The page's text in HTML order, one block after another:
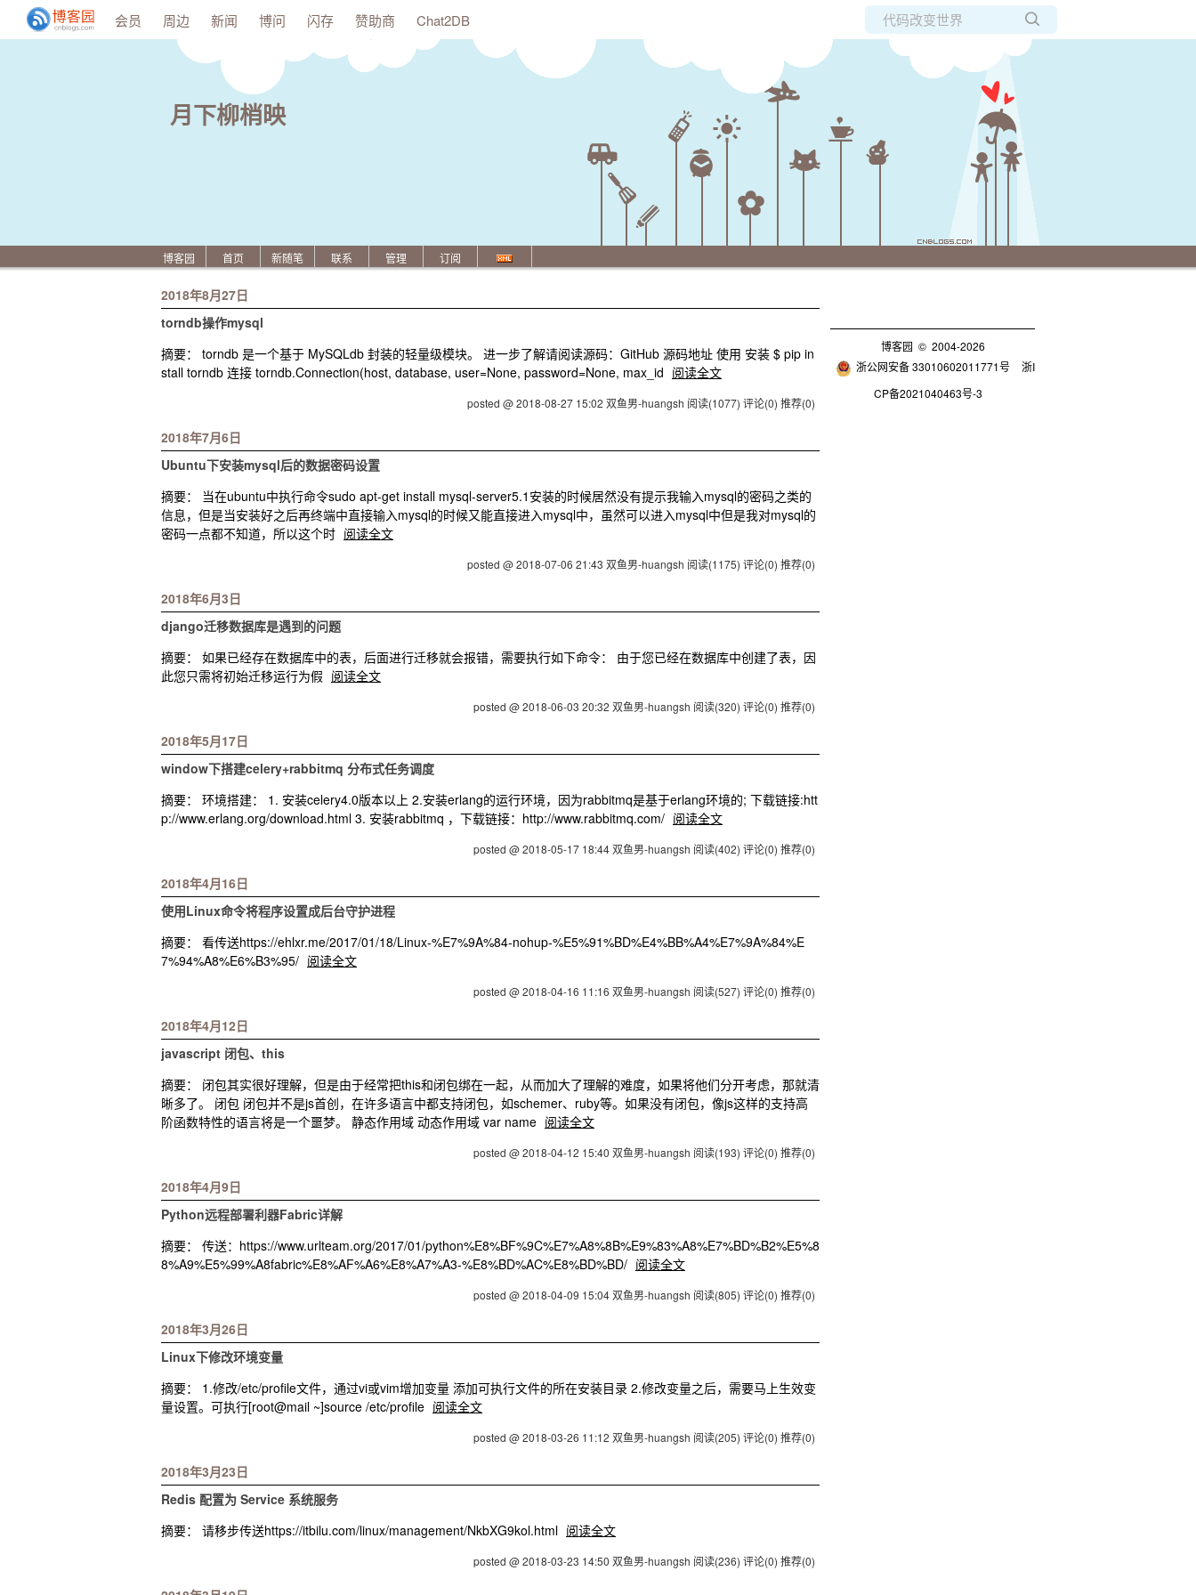
会员 周边 新闻 博问 闪存 赞助商 Chat2DB
所有博客
月下柳梢映
博客园 首页 新随笔 联系 管理 订阅
2018年8月27日
torndb操作mysql
摘要： torndb 是一个基于 MySQLdb 封装的轻量级模块。 进一步了解请阅读源码：GitHub 源码地址 使用 安装 $ pip in
stall torndb 连接 torndb.Connection(host, database, user=None, password=None, max_id 阅读全文
posted @ 2018-08-27 15:02 双鱼男-huangsh 阅读(1077) 评论(0) 推荐(0)
2018年7月6日
Ubuntu下安装mysql后的数据密码设置
摘要： 当在ubuntu中执行命令sudo apt-get install mysql-server5.1安装的时候居然没有提示我输入mysql的密码之类的
信息，但是当安装好之后再终端中直接输入mysql的时候又能直接进入mysql中，虽然可以进入mysql中但是我对mysql的
密码一点都不知道，所以这个时 阅读全文
posted @ 2018-07-06 21:43 双鱼男-huangsh 阅读(1175) 评论(0) 推荐(0)
2018年6月3日
django迁移数据库是遇到的问题
摘要： 如果已经存在数据库中的表，后面进行迁移就会报错，需要执行如下命令： 由于您已经在数据库中创建了表，因
此您只需将初始迁移运行为假 阅读全文
posted @ 2018-06-03 20:32 双鱼男-huangsh 阅读(320) 评论(0) 推荐(0)
2018年5月17日
window下搭建celery+rabbitmq 分布式任务调度
摘要： 环境搭建： 1. 安装celery4.0版本以上 2.安装erlang的运行环境，因为rabbitmq是基于erlang环境的; 下载链接:htt
p://www.erlang.org/download.html 3. 安装rabbitmq ，下载链接：http://www.rabbitmq.com/ 阅读全文
posted @ 2018-05-17 18:44 双鱼男-huangsh 阅读(402) 评论(0) 推荐(0)
2018年4月16日
使用Linux命令将程序设置成后台守护进程
摘要： 看传送https://ehlxr.me/2017/01/18/Linux-%E7%9A%84-nohup-%E5%91%BD%E4%BB%A4%E7%9A%84%E
7%94%A8%E6%B3%95/ 阅读全文
posted @ 2018-04-16 11:16 双鱼男-huangsh 阅读(527) 评论(0) 推荐(0)
2018年4月12日
javascript 闭包、this
摘要： 闭包其实很好理解，但是由于经常把this和闭包绑在一起，从而加大了理解的难度，如果将他们分开考虑，那就清
晰多了。 闭包 闭包并不是js首创，在许多语言中都支持闭包，如schemer、ruby等。如果没有闭包，像js这样的支持高
阶函数特性的语言将是一个噩梦。 静态作用域 动态作用域 var name 阅读全文
posted @ 2018-04-12 15:40 双鱼男-huangsh 阅读(193) 评论(0) 推荐(0)
2018年4月9日
Python远程部署利器Fabric详解
摘要： 传送：https://www.urlteam.org/2017/01/python%E8%BF%9C%E7%A8%8B%E9%83%A8%E7%BD%B2%E5%8
8%A9%E5%99%A8fabric%E8%AF%A6%E8%A7%A3-%E8%BD%AC%E8%BD%BD/ 阅读全文
posted @ 2018-04-09 15:04 双鱼男-huangsh 阅读(805) 评论(0) 推荐(0)
2018年3月26日
Linux下修改环境变量
摘要： 1.修改/etc/profile文件，通过vi或vim增加变量 添加可执行文件的所在安装目录 2.修改变量之后，需要马上生效变
量设置。可执行[root@mail ~]source /etc/profile 阅读全文
posted @ 2018-03-26 11:12 双鱼男-huangsh 阅读(205) 评论(0) 推荐(0)
2018年3月23日
Redis 配置为 Service 系统服务
摘要： 请移步传送https://itbilu.com/linux/management/NkbXG9kol.html 阅读全文
posted @ 2018-03-23 14:50 双鱼男-huangsh 阅读(236) 评论(0) 推荐(0)
博客园 © 2004-2026
浙公网安备 33010602011771号
浙I
CP备2021040463号-3